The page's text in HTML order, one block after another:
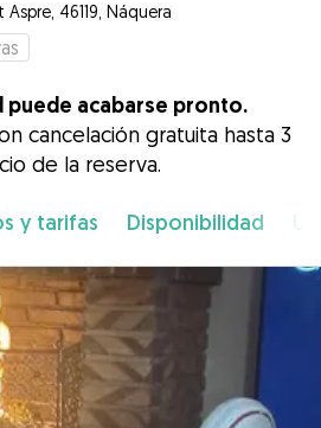
46119, Náquera
puede acabarse pronto.
cancelación gratuita hasta 3
de la reserva.
y tarifas Disponibilidad